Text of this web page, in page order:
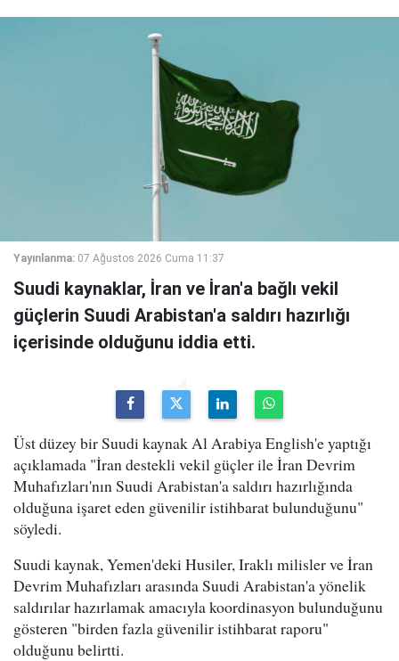
Yayınlanma: 07 Ağustos 2026 Cuma 11:37
Suudi kaynaklar, İran ve İran'a bağlı vekil
güçlerin Suudi Arabistan'a saldırı hazırlığı
içerisinde olduğunu iddia etti.
Üst düzey bir Suudi kaynak Al Arabiya English'e yaptığı
açıklamada "İran destekli vekil güçler ile İran Devrim
Muhafızları'nın Suudi Arabistan'a saldırı hazırlığında
olduğuna işaret eden güvenilir istihbarat bulunduğunu"
söyledi.
Suudi kaynak, Yemen'deki Husiler, Iraklı milisler ve İran
Devrim Muhafızları arasında Suudi Arabistan'a yönelik
saldırılar hazırlamak amacıyla koordinasyon bulunduğunu
gösteren "birden fazla güvenilir istihbarat raporu"
olduğunu belirtti.